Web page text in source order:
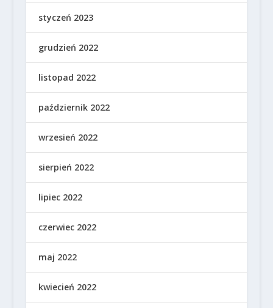
styczeń 2023
grudzień 2022
listopad 2022
październik 2022
wrzesień 2022
sierpień 2022
lipiec 2022
czerwiec 2022
maj 2022
kwiecień 2022